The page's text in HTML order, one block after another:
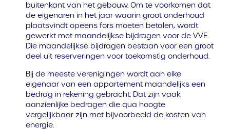
buitenkant van het gebouw. Om te voorkomen dat
de eigenaren in het jaar waarin groot onderhoud
plaatsvindt opeens fors moeten betalen, wordt
gewerkt met maandelijkse bijdragen voor de VVE.
Die maandelijkse bijdragen bestaan voor een groot
deel uit reserveringen voor toekomstig onderhoud.
Bij de meeste verenigingen wordt aan elke
eigenaar van een appartement maandelijks een
bedrag in rekening gebracht. Dat zijn vaak
aanzienlijke bedragen die qua hoogte
vergelijkbaar zijn met bijvoorbeeld de kosten van
energie.